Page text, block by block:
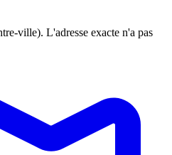
ville). L'adresse exacte n'a pas